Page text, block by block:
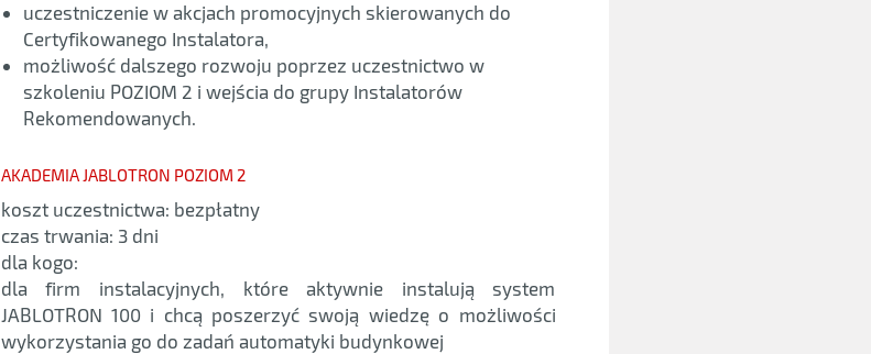
uczestniczenie w akcjach promocyjnych skierowanych do
Certyfikowanego Instalatora,
możliwość dalszego rozwoju poprzez uczestnictwo w
szkoleniu POZIOM 2 i wejścia do grupy Instalatorów
Rekomendowanych.
AKADEMIA JABLOTRON POZIOM 2
koszt uczestnictwa: bezpłatny
czas trwania: 3 dni
dla kogo:
dla firm instalacyjnych, które aktywnie instalują system
JABLOTRON 100 i chcą poszerzyć swoją wiedzę o możliwości
wykorzystania go do zadań automatyki budynkowej